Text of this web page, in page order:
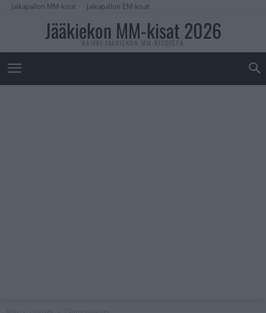
Jalkapallon MM-kisat Jalkapallon EM-kisat
Jääkiekon MM-kisat 2026
KAIKKI JÄÄKIEKON MM-KISOISTA